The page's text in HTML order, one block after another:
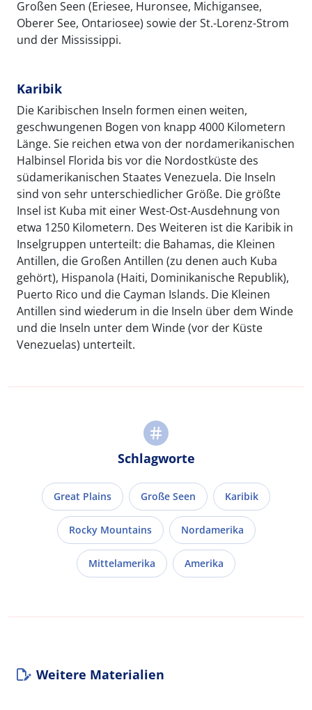
Großen Seen (Eriesee, Huronsee, Michigansee,
Oberer See, Ontariosee) sowie der St.-Lorenz-Strom
und der Mississippi.
Karibik
Die Karibischen Inseln formen einen weiten,
geschwungenen Bogen von knapp 4000 Kilometern
Länge. Sie reichen etwa von der nordamerikanischen
Halbinsel Florida bis vor die Nordostküste des
südamerikanischen Staates Venezuela. Die Inseln
sind von sehr unterschiedlicher Größe. Die größte
Insel ist Kuba mit einer West-Ost-Ausdehnung von
etwa 1250 Kilometern. Des Weiteren ist die Karibik in
Inselgruppen unterteilt: die Bahamas, die Kleinen
Antillen, die Großen Antillen (zu denen auch Kuba
gehört), Hispanola (Haiti, Dominikanische Republik),
Puerto Rico und die Cayman Islands. Die Kleinen
Antillen sind wiederum in die Inseln über dem Winde
und die Inseln unter dem Winde (vor der Küste
Venezuelas) unterteilt.
Schlagworte
Great Plains Große Seen Karibik
Rocky Mountains Nordamerika
Mittelamerika Amerika
Weitere Materialien